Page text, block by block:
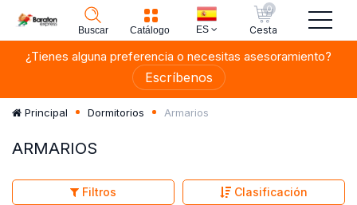
Buscar Catálogo ES
0
Cesta
¿Tienes alguna preferencia o necesitas asesoramiento?
Escríbenos
Principal Dormitorios Armarios
ARMARIOS
Filtros Clasificación